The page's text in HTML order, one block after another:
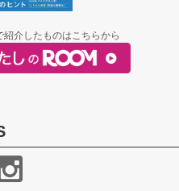
紹介したものはこちらから